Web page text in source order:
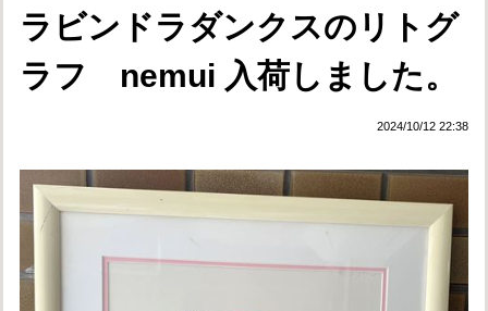
ラビンドラダンクスのリトグ
ラフ nemui 入荷しました。
2024/10/12 22:38